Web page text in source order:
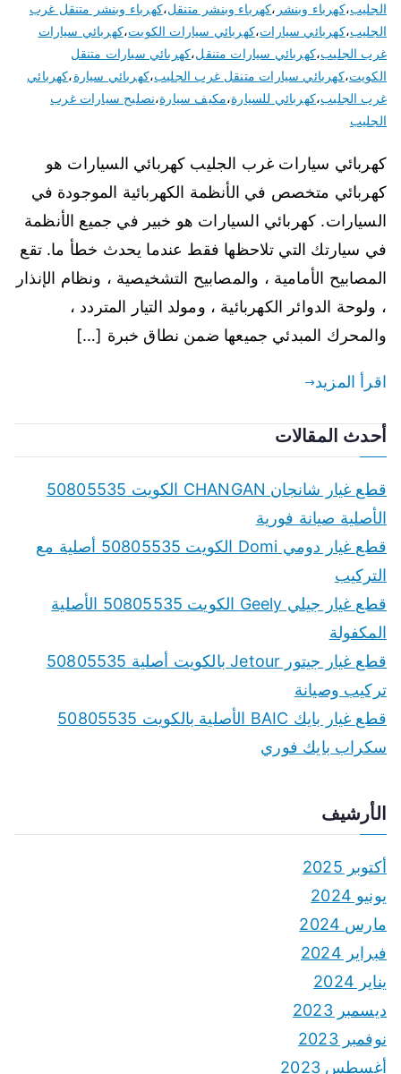
الجليب،كهرباء وبنشر ،كهرباء وبنشر متنقل،كهرباء وبنشر متنقل غرب
الجليب،كهربائي سيارات،كهربائي سيارات الكويت،كهربائي سيارات
غرب الجليب،كهربائي سيارات متنقل،كهربائي سيارات متنقل
الكويت،كهربائي سيارات متنقل غرب الجليب،كهربائي سيارة،كهربائي
غرب الجليب،كهربائي للسيارة،مكيف سيارة،نصليح سيارات غرب
الجليب
كهربائي سيارات غرب الجليب كهربائي السيارات هو
كهربائي متخصص في الأنظمة الكهربائية الموجودة في
السيارات. كهربائي السيارات هو خبير في جميع الأنظمة
في سيارتك التي تلاحظها فقط عندما يحدث خطأ ما. تقع
المصابيح الأمامية ، والمصابيح التشخيصية ، ونظام الإنذار
، ولوحة الدوائر الكهربائية ، ومولد التيار المتردد ،
والمحرك المبدئي جميعها ضمن نطاق خبرة […]
اقرأ المزيد
أحدث المقالات
قطع غيار شانجان CHANGAN الكويت 50805535
الأصلية صيانة فورية
قطع غيار دومي Domi الكويت 50805535 أصلية مع
التركيب
قطع غيار جيلي Geely الكويت 50805535 الأصلية
المكفولة
قطع غيار جيتور Jetour بالكويت أصلية 50805535
تركيب وصيانة
قطع غيار بايك BAIC الأصلية بالكويت 50805535
سكراب بايك فوري
الأرشيف
أكتوبر 2025
يونيو 2024
مارس 2024
فبراير 2024
يناير 2024
ديسمبر 2023
نوفمبر 2023
أغسطس 2023